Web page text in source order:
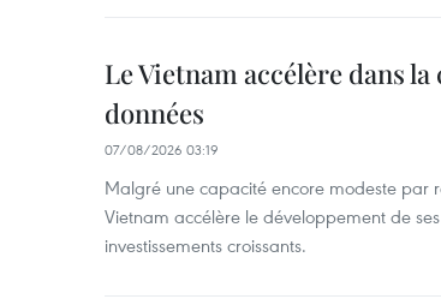
Le Vietnam accélère dans
données
07/08/2026 03:19
Malgré une capacité encore modeste
Vietnam accélère le développement de
investissements croissants.